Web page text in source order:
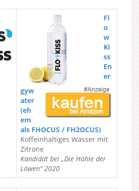
Fl
o
w
Ki
ss
En
er
gyw
ater
(eh
em
als FHOCUS / FH2OCUS)
Koffeinhaltiges Wasser mit
Zitrone
Kandidat bei „Die Höhle der
Löwen“ 2020